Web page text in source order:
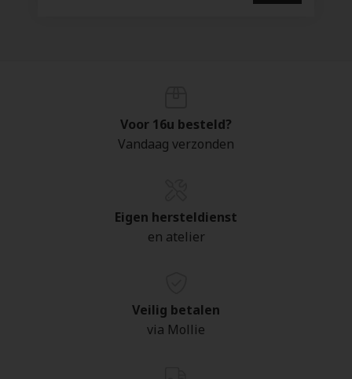
Voor 16u besteld?
Vandaag verzonden
Eigen hersteldienst
en atelier
Veilig betalen
via Mollie